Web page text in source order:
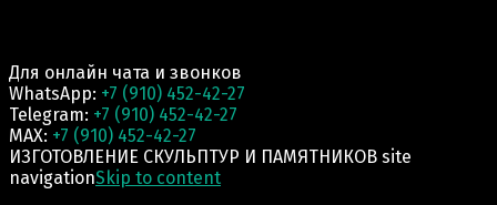
Для онлайн чата и звонков
WhatsApp: +7 (910) 452-42-27
Telegram: +7 (910) 452-42-27
MAX: +7 (910) 452-42-27
ИЗГОТОВЛЕНИЕ СКУЛЬПТУР И ПАМЯТНИКОВ site
navigationSkip to content